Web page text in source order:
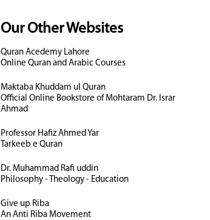
Our Other Websites
Quran Acedemy Lahore
Online Quran and Arabic Courses
Maktaba Khuddam ul Quran
Official Online Bookstore of Mohtaram Dr. Israr
Ahmad
Professor Hafiz Ahmed Yar
Tarkeeb e Quran
Dr. Muhammad Rafi uddin
Philosophy - Theology - Education
Give up Riba
An Anti Riba Movement